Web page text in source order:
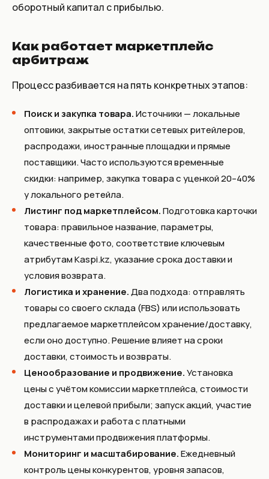
оборотный капитал с прибылью.
Как работает маркетплейс
арбитраж
Процесс разбивается на пять конкретных этапов:
Поиск и закупка товара.Источники — локальные
оптовики, закрытые остатки сетевых ритейлеров,
распродажи, иностранные площадки и прямые
поставщики. Часто используются временные
скидки: например, закупка товара с уценкой 20–40%
у локального ретейла.
Листинг под маркетплейсом.Подготовка карточки
товара: правильное название, параметры,
качественные фото, соответствие ключевым
атрибутам Kaspi.kz, указание срока доставки и
условия возврата.
Логистика и хранение.Два подхода: отправлять
товары со своего склада (FBS) или использовать
предлагаемое маркетплейсом хранение/доставку,
если оно доступно. Решение влияет на сроки
доставки, стоимость и возвраты.
Ценообразование и продвижение.Установка
цены с учётом комиссии маркетплейса, стоимости
доставки и целевой прибыли; запуск акций, участие
в распродажах и работа с платными
инструментами продвижения платформы.
Мониторинг и масштабирование.Ежедневный
контроль цены конкурентов, уровня запасов,